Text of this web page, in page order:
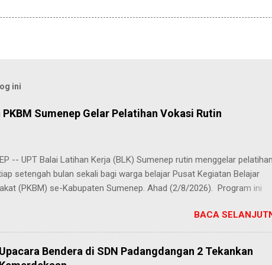
ini
Sumenep Gelar Pelatihan Vokasi Rutin
-- UPT Balai Latihan Kerja (BLK) Sumenep rutin menggelar pelatihan
setengah bulan sekali bagi warga belajar Pusat Kegiatan Belajar
(PKBM) se-Kabupaten Sumenep. Ahad (2/8/2026). Program ini
kejuruan lainnya yang bebas dipilih peserta sesuai bakat dan minat
Kehadiran program ini disambut hangat para peserta. Salah satunya
peserta dari PKBM Al Khairot, Desa Bragung, Kecamatan Guluk-
senang bisa mengikuti pelatihan ini. Selain menambah wawasan
BACA
Bendera di SDN Padangdangan 2 Tekankan